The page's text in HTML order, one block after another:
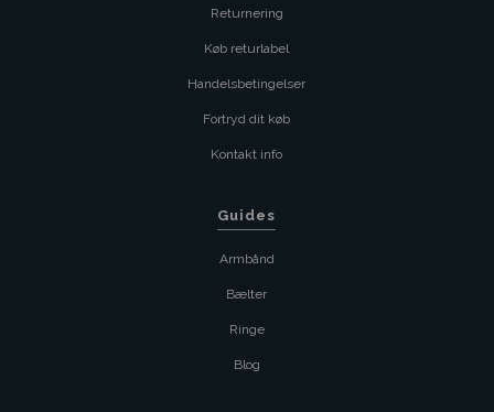
Returnering
Køb returlabel
Handelsbetingelser
Fortryd dit køb
Kontakt info
Guides
Armbånd
Bælter
Ringe
Blog